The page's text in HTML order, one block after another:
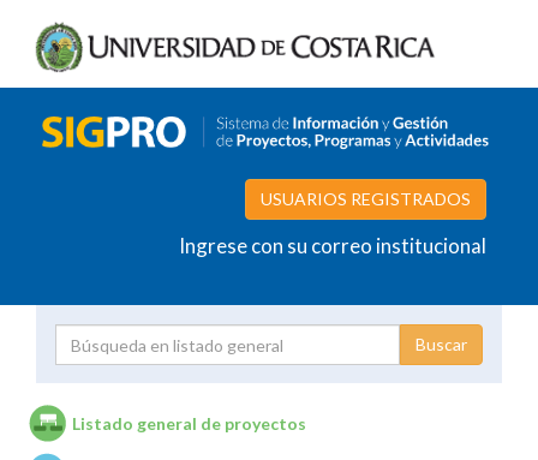
USUARIOS REGISTRADOS
Ingrese con su correo institucional
Listado general de proyectos